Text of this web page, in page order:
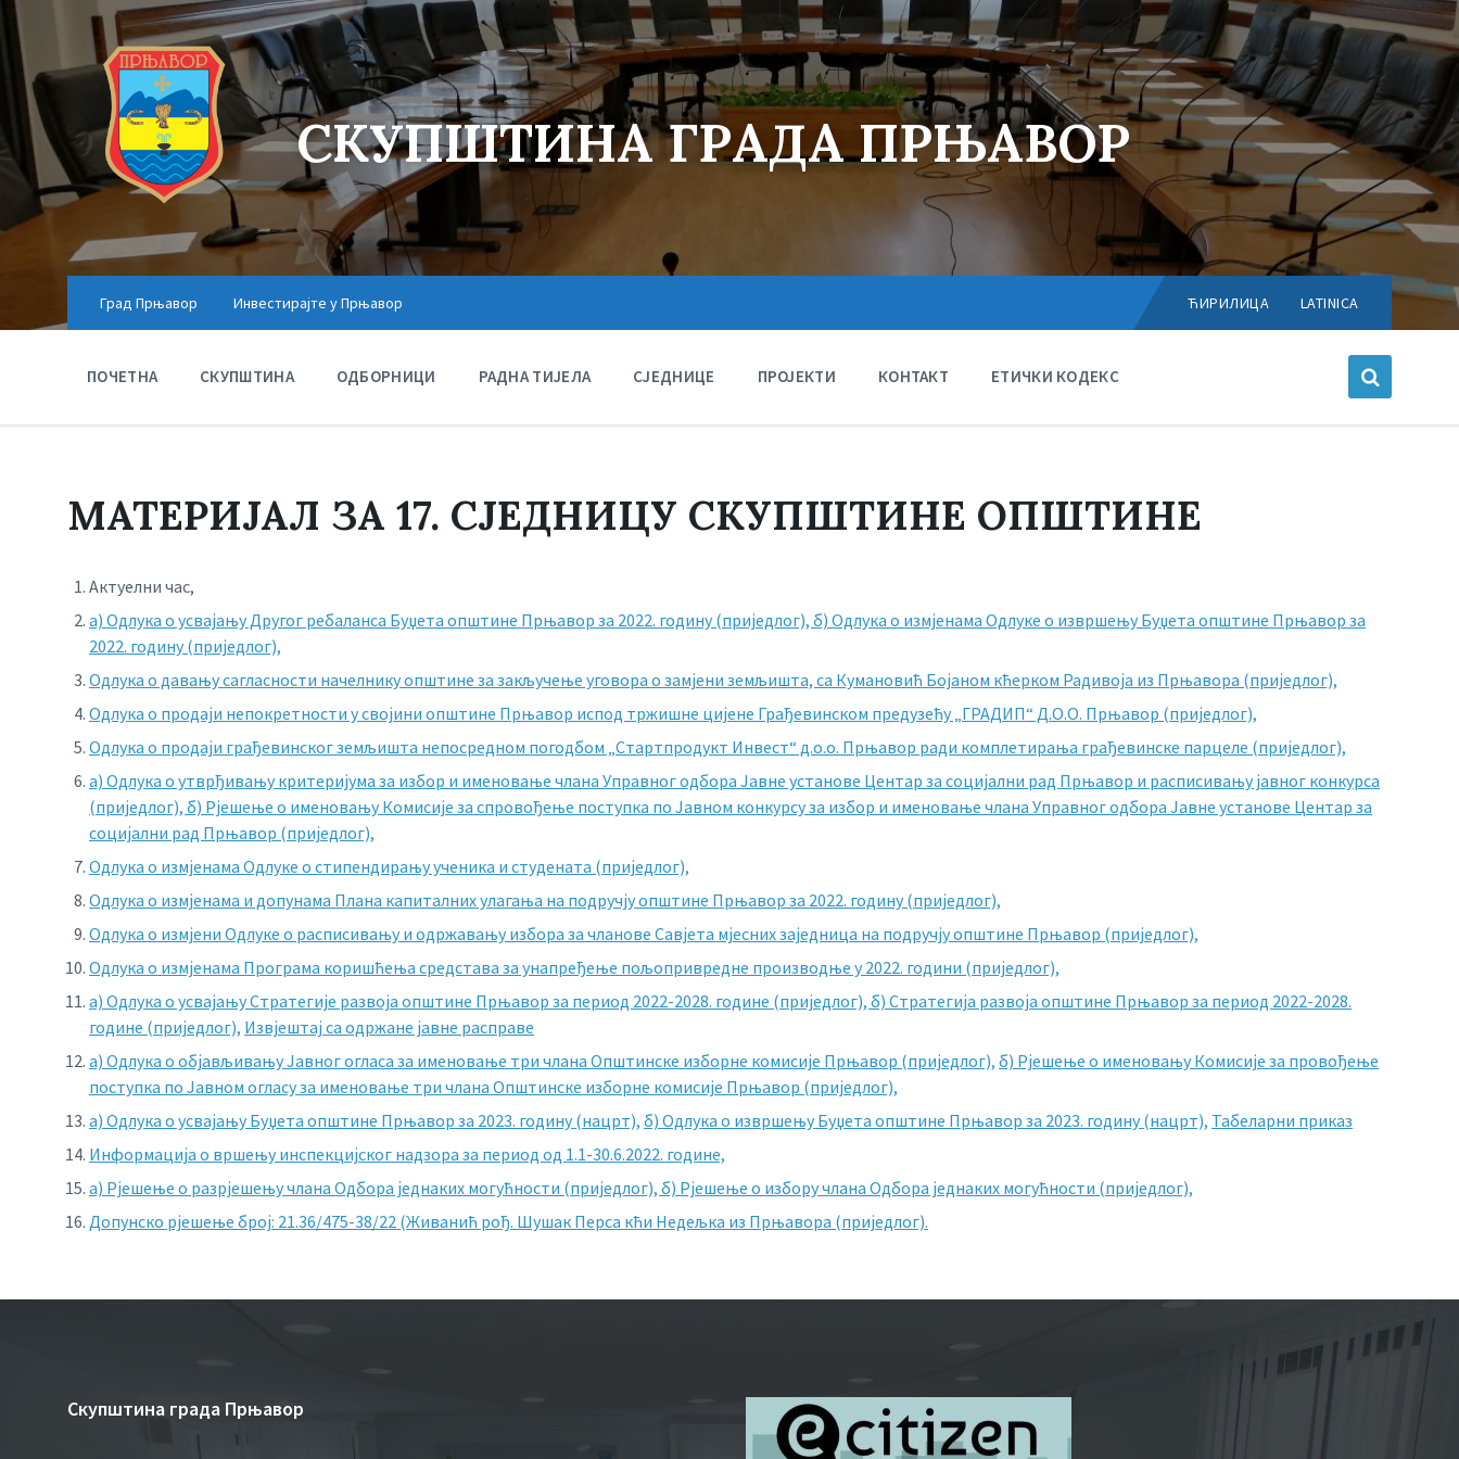
СКУПШТИНА ГРАДА ПРЊАВОР
Град Прњавор Инвестирајте у Прњавор
Choose
language:
ЋИРИЛИЦА LATINICA
ПОЧЕТНА СКУПШТИНА ОДБОРНИЦИ РАДНА ТИЈЕЛА СЈЕДНИЦЕ ПРОЈЕКТИ КОНТАКТ ЕТИЧКИ КОДЕКС
МАТЕРИЈАЛ ЗА 17. СЈЕДНИЦУ СКУПШТИНЕ ОПШТИНЕ
Актуелни час,
а) Одлука о усвајању Другог ребаланса Буџета општине Прњавор за 2022. годину (приједлог), б) Одлука о измјенама Одлуке о извршењу Буџета општине Прњавор за
2022. годину (приједлог),
Одлука о давању сагласности начелнику општине за закључење уговора о замјени земљишта, са Кумановић Бојаном кћерком Радивоја из Прњавора (приједлог),
Одлука о продаји непокретности у својини општине Прњавор испод тржишне цијене Грађевинском предузећу „ГРАДИП“ Д.О.О. Прњавор (приједлог),
Одлука о продаји грађевинског земљишта непосредном погодбом „Стартпродукт Инвест“ д.о.о. Прњавор ради комплетирања грађевинске парцеле (приједлог),
а) Одлука о утврђивању критеријума за избор и именовање члана Управног одбора Јавне установе Центар за социјални рад Прњавор и расписивању јавног конкурса
(приједлог), б) Рјешење о именовању Комисије за спровођење поступка по Јавном конкурсу за избор и именовање члана Управног одбора Јавне установе Центар за
социјални рад Прњавор (приједлог),
Одлука о измјенама Одлуке о стипендирању ученика и студената (приједлог),
Одлука о измјенама и допунама Плана капиталних улагања на подручју општине Прњавор за 2022. годину (приједлог),
Одлука о измјени Одлуке о расписивању и одржавању избора за чланове Савјета мјесних заједница на подручју општине Прњавор (приједлог),
Одлука о измјенама Програма коришћења средстава за унапређење пољопривредне производње у 2022. години (приједлог),
а) Одлука о усвајању Стратегије развоја општине Прњавор за период 2022-2028. године (приједлог), б) Стратегија развоја општине Прњавор за период 2022-2028.
године (приједлог), Извјештај са одржане јавне расправе
а) Одлука о објављивању Јавног огласа за именовање три члана Општинске изборне комисије Прњавор (приједлог), б) Рјешење о именовању Комисије за провођење
поступка по Јавном огласу за именовање три члана Општинске изборне комисије Прњавор (приједлог),
а) Одлука о усвајању Буџета општине Прњавор за 2023. годину (нацрт), б) Одлука о извршењу Буџета општине Прњавор за 2023. годину (нацрт), Табеларни приказ
Информација о вршењу инспекцијског надзора за период од 1.1-30.6.2022. годинe,
а) Рјешење о разрјешењу члана Одбора једнаких могућности (приједлог), б) Рјешење о избору члана Одбора једнаких могућности (приједлог),
Допунско рјешење број: 21.36/475-38/22 (Живанић рођ. Шушак Перса кћи Недељка из Прњавора (приједлог).
Скупштина града Прњавор